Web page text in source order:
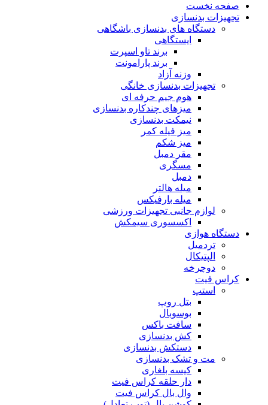
صفحه نخست
تجهیزات بدنسازی
دستگاه های بدنسازی باشگاهی
ایستگاهی
برند تاو اسپرت
برند پارامونت
وزنه آزاد
تجهیزات بدنسازی خانگی
هوم جیم حرفه ای
میزهای چندکاره بدنسازی
نیمکت بدنسازی
میز فیله کمر
میز شکم
مقر دمبل
مسگری
دمبل
میله هالتر
میله بارفیکس
لوازم جانبی تجهیزات ورزشی
اکسسوری سیمکش
دستگاه هوازی
تردمیل
الپتیکال
دوچرخه
کراس فیت
استپ
بتل روپ
بوسوبال
سافت باکس
کش بدنسازی
دستکش بدنسازی
مت و تشک بدنسازی
کیسه بلغاری
دار حلقه کراس فیت
وال بال کراس فیت